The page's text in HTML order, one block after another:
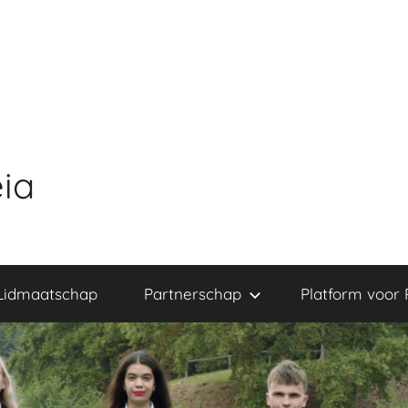
Partnerschap Platform voor